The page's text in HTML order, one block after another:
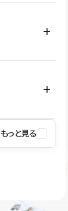
しておく
らにコン
くなりま
よう、通信
ど、複数の観
クリプトの
いただけま
ください。
っと見る